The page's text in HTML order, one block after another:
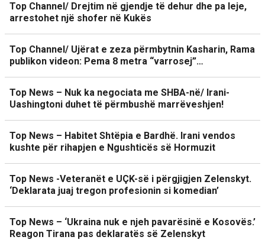
Top Channel/ Drejtim në gjendje të dehur dhe pa leje,
arrestohet një shofer në Kukës
Top Channel/ Ujërat e zeza përmbytnin Kasharin, Rama
publikon videon: Pema 8 metra “varrosej”…
Top News – Nuk ka negociata me SHBA-në/ Irani-
Uashingtoni duhet të përmbushë marrëveshjen!
Top News – Habitet Shtëpia e Bardhë. Irani vendos
kushte për rihapjen e Ngushticës së Hormuzit
Top News -Veteranët e UÇK-së i përgjigjen Zelenskyt.
‘Deklarata juaj tregon profesionin si komedian’
Top News – ‘Ukraina nuk e njeh pavarësinë e Kosovës.’
Reagon Tirana pas deklaratës së Zelenskyt